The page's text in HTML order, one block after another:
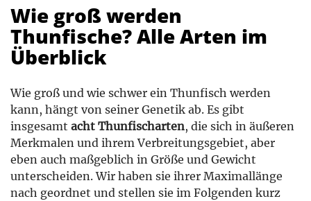
Wie groß werden
Thunfische? Alle Arten im
Überblick
Wie groß und wie schwer ein Thunfisch werden
kann, hängt von seiner Genetik ab. Es gibt
insgesamt acht Thunfischarten, die sich in äußeren
Merkmalen und ihrem Verbreitungsgebiet, aber
eben auch maßgeblich in Größe und Gewicht
unterscheiden. Wir haben sie ihrer Maximallänge
nach geordnet und stellen sie im Folgenden kurz